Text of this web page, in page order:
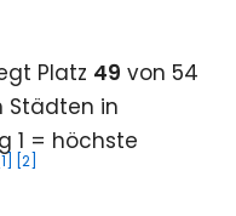
Platz 49 von 54
Städten in
1 = höchste
[1] [2]